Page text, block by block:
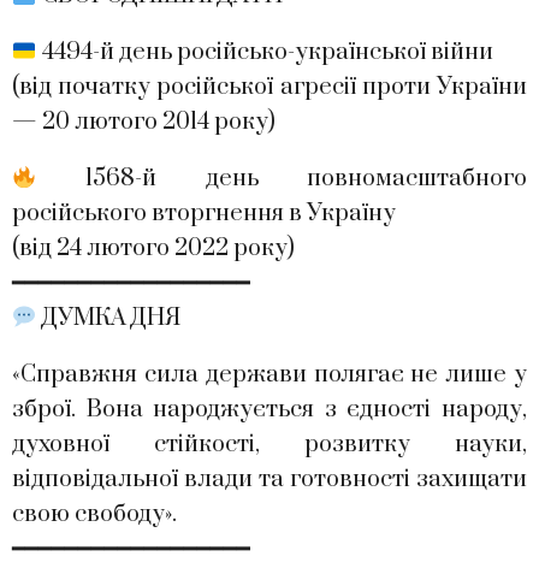
4494-й день російсько-української війни
(від початку російської агресії проти України
— 20 лютого 2014 року)
1568-й день повномасштабного
російського вторгнення в Україну
(від 24 лютого 2022 року)
━━━━━━━━━━━━━━━━━━
ДУМКА ДНЯ
«Справжня сила держави полягає не лише у
зброї. Вона народжується з єдності народу,
духовної стійкості, розвитку науки,
відповідальної влади та готовності захищати
свою свободу».
━━━━━━━━━━━━━━━━━━